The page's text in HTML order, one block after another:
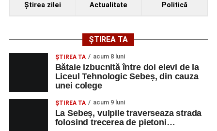
Ştirea zilei Actualitate Politică
ȘTIREA TA
ŞTIREA TA acum 8 luni
Bătaie izbucnită între doi elevi de la
Liceul Tehnologic Sebeș, din cauza
unei colege
ŞTIREA TA acum 9 luni
La Sebeș, vulpile traverseaza strada
folosind trecerea de pietoni…